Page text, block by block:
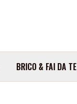
BRICO & FAI DA TE